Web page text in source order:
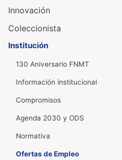
Innovación
Coleccionista
Institución
130 Aniversario FNMT
Información institucional
Compromisos
Agenda 2030 y ODS
Normativa
Ofertas de Empleo